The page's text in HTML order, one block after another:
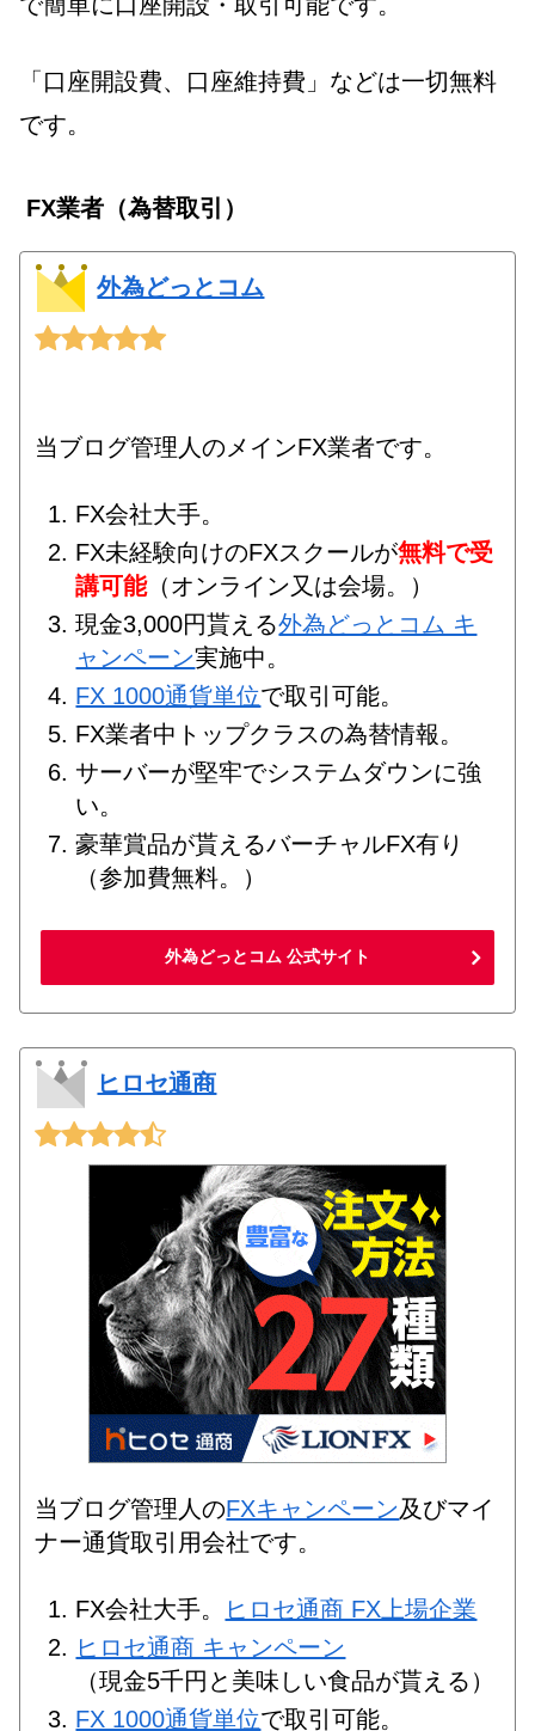
「口座開設費、口座維持費」などは一切無料
です。
FX業者（為替取引）
外為どっとコム
当ブログ管理人のメインFX業者です。
FX会社大手。
FX未経験向けのFXスクールが無料で受
講可能（オンライン又は会場。）
現金3,000円貰える外為どっとコム キ
ャンペーン実施中。
FX 1000通貨単位で取引可能。
FX業者中トップクラスの為替情報。
サーバーが堅牢でシステムダウンに強
い。
豪華賞品が貰えるバーチャルFX有り
（参加費無料。）
外為どっとコム 公式サイト
ヒロセ通商
当ブログ管理人のFXキャンペーン及びマイ
ナー通貨取引用会社です。
FX会社大手。
ヒロセ通商 FX上場企業
ヒロセ通商 キャンペーン
（現金5千円と美味しい食品が貰える）
FX 1000通貨単位で取引可能。